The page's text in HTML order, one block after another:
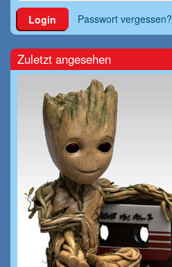
Login Passwort vergessen?
Zuletzt angesehen